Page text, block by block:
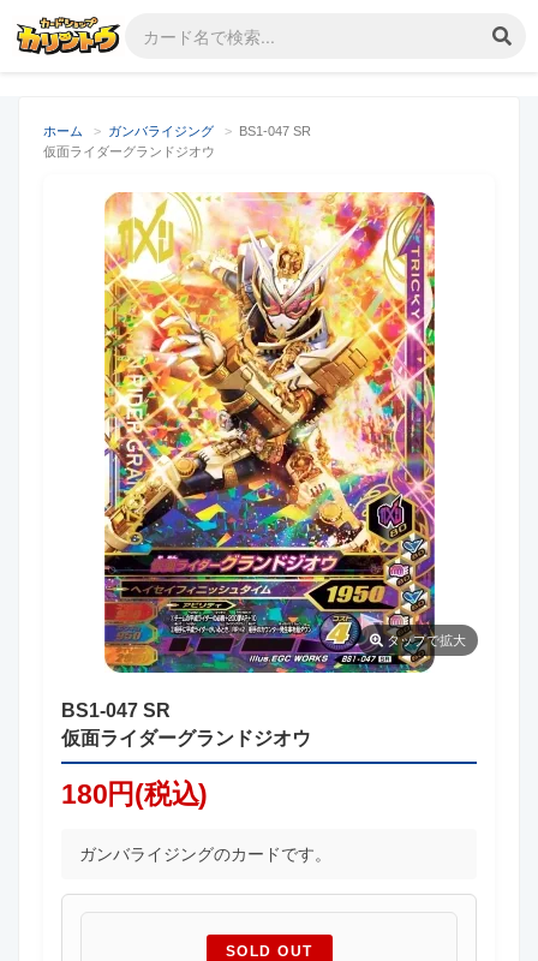
ホーム > ガンバライジング > BS1-047 SR
仮面ライダーグランドジオウ
タップで拡大
BS1-047 SR
仮面ライダーグランドジオウ
180円(税込)
ガンバライジングのカードです。
SOLD OUT